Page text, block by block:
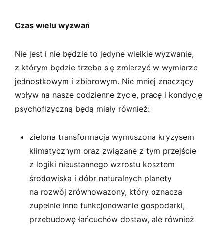
Czas wielu wyzwań
Nie jest i nie będzie to jedyne wielkie wyzwanie,
z którym będzie trzeba się zmierzyć w wymiarze
jednostkowym i zbiorowym. Nie mniej znaczący
wpływ na nasze codzienne życie, pracę i kondycję
psychofizyczną będą miały również:
zielona transformacja wymuszona kryzysem
klimatycznym oraz związane z tym przejście
z logiki nieustannego wzrostu kosztem
środowiska i dóbr naturalnych planety
na rozwój zrównoważony, który oznacza
zupełnie inne funkcjonowanie gospodarki,
przebudowę łańcuchów dostaw, ale również